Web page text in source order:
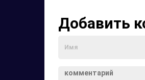
Добавить